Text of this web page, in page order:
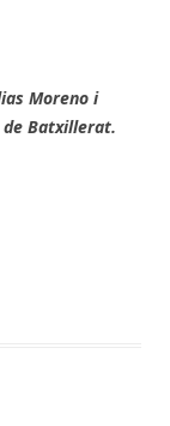
Moreno i
Batxillerat.